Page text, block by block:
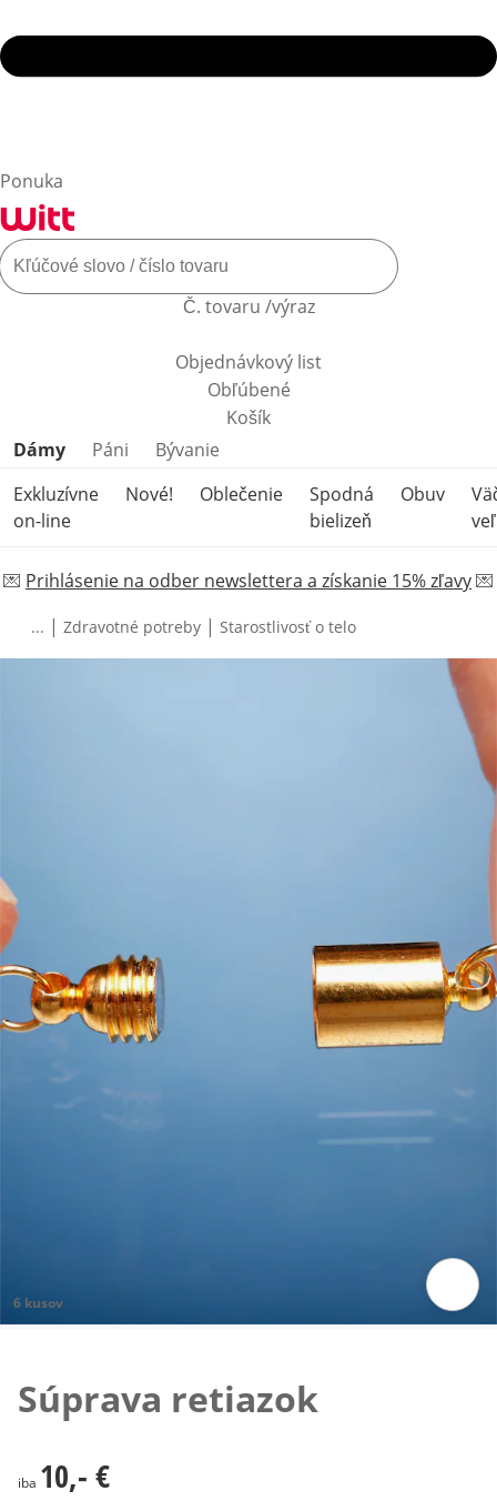
Ponuka
Č. tovaru /výraz
Objednávkový list
Obľúbené
Košík
Preskočiť kategórie produktov
Dámy Páni
Bývanie
Exkluzívne
on-line
Nové! Oblečenie
Spodná
bielizeň
Obuv
💌 Prihlásenie na odber newslettera a získanie 15% zľavy💌
... | Zdravotné potreby | Starostlivosť o telo
6 kusov
Súprava retiazok
10,- €
iba 10,- €